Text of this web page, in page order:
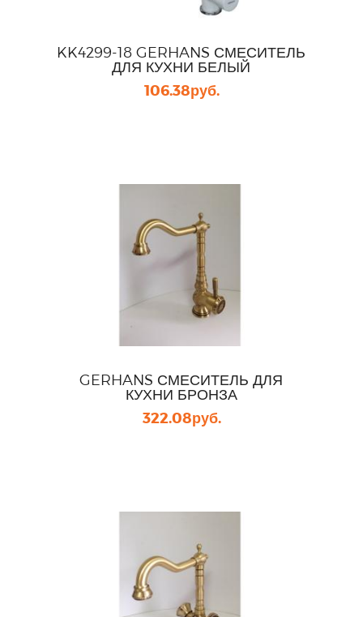
KK4299-18 GERHANS СМЕСИТЕЛЬ
ДЛЯ КУХНИ БЕЛЫЙ
106.38руб.
GERHANS СМЕСИТЕЛЬ ДЛЯ
КУХНИ БРОНЗА
322.08руб.